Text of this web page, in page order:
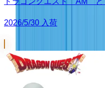
2026/5/30 入荷